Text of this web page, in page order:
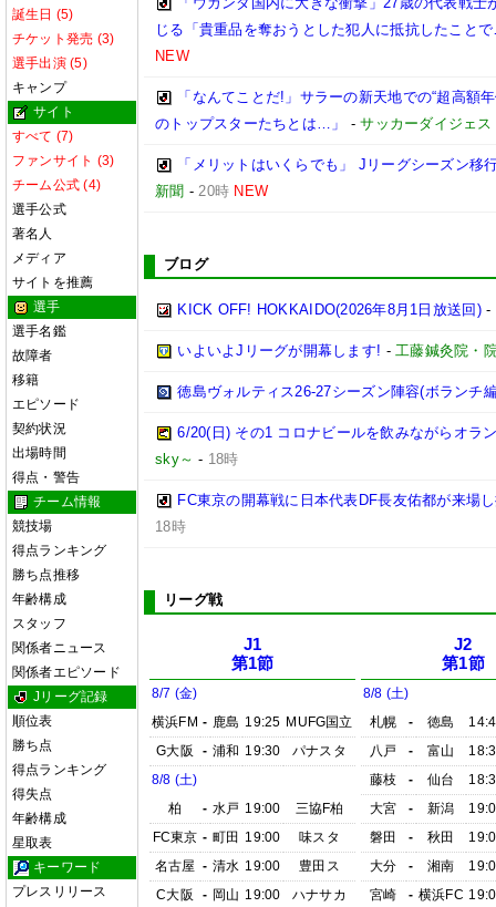
誕生日 (5)
チケット発売 (3)
選手出演 (5)
キャンプ
サイト
すべて (7)
ファンサイト (3)
チーム公式 (4)
選手公式
著名人
メディア
サイトを推薦
選手
選手名鑑
故障者
移籍
エピソード
契約状況
出場時間
得点・警告
チーム情報
競技場
得点ランキング
勝ち点推移
年齢構成
スタッフ
関係者ニュース
関係者エピソード
Jリーグ記録
順位表
勝ち点
得点ランキング
得失点
年齢構成
星取表
キーワード
プレスリリース
じる「貴重品を奪おうとした犯人に抵抗したこと
NEW
「なんてことだ!」サラーの新天地での“超高額
のトップスターたちとは…」
-サッカーダイジェ
「メリットはいくらでも」 Jリーグシーズン移
新聞 -20時 NEW
ブログ
KICK OFF! HOKKAIDO(2026年8月1日放送回)-
いよいよJリーグが開幕します! -工藤鍼灸院・
徳島ヴォルティス26-27シーズン陣容(ボランチ
6/20(日) その1 コロナビールを飲みながらオラ
sky～ - 18時
FC東京の開幕戦に日本代表DF長友佑都が来場
18時
リーグ戦
J1
第1節
8/7 (金)
横浜FM - 鹿島 19:25 MUFG国立
G大阪
- 浦和 19:30
パナスタ
8/8 (土)
柏
- 水戸 19:00
三協F柏
FC東京 - 町田 19:00
味スタ
名古屋 - 清水 19:00
豊田ス
C大阪
- 岡山 19:00
ハナサカ
J2
第1節
8/8 (土)
札幌
- 徳島
八戸
- 富山
藤枝
- 仙台
大宮
- 新潟
磐田
- 秋田
大分
- 湘南
宮崎
- 横浜FC